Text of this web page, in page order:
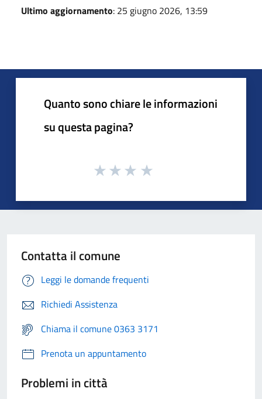
Ultimo aggiornamento: 25 giugno 2026, 13:59
Quanto sono chiare le informazioni
su questa pagina?
Contatta il comune
Leggi le domande frequenti
Richiedi Assistenza
Chiama il comune 0363 3171
Prenota un appuntamento
Problemi in città